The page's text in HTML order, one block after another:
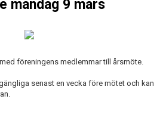
måndag 9 mars
föreningens medlemmar till årsmöte.
senast en vecka före mötet och kan